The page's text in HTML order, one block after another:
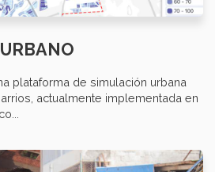
plataforma de simulación urbana
actualmente implementada en